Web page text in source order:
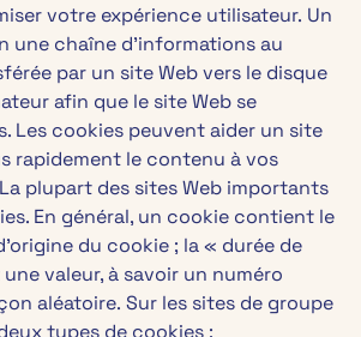
votre expérience utilisateur. Un
une chaîne d’informations au
par un site Web vers le disque
afin que le site Web se
Les cookies peuvent aider un site
rapidement le contenu à vos
plupart des sites Web importants
En général, un cookie contient le
du cookie ; la « durée de
valeur, à savoir un numéro
aléatoire. Sur les sites de groupe
types de cookies :